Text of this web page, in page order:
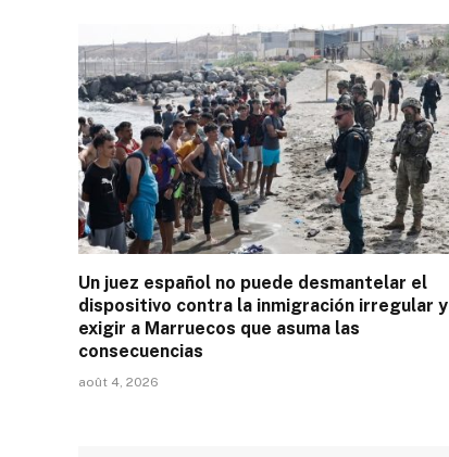
Un juez español no puede desmantelar el
dispositivo contra la inmigración irregular y
exigir a Marruecos que asuma las
consecuencias
août 4, 2026